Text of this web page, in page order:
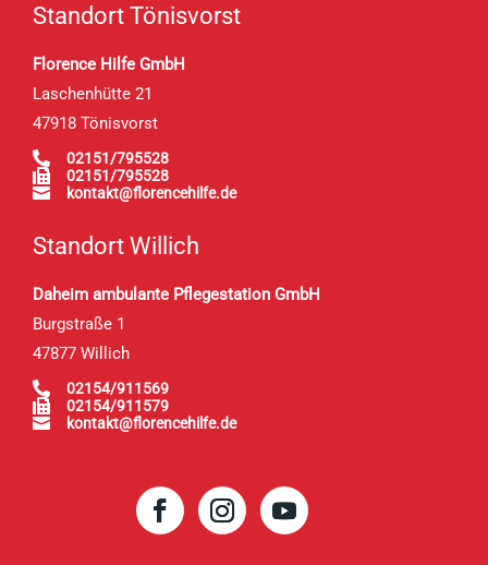
Standort Tönisvorst
Florence Hilfe GmbH
Laschenhütte 21
47918 Tönisvorst

02151/795528

02151/795528

kontakt@florencehilfe.de
Standort Willich
Daheim ambulante Pflegestation GmbH
Burgstraße 1
47877 Willich

02154/911569

02154/911579

kontakt@florencehilfe.de